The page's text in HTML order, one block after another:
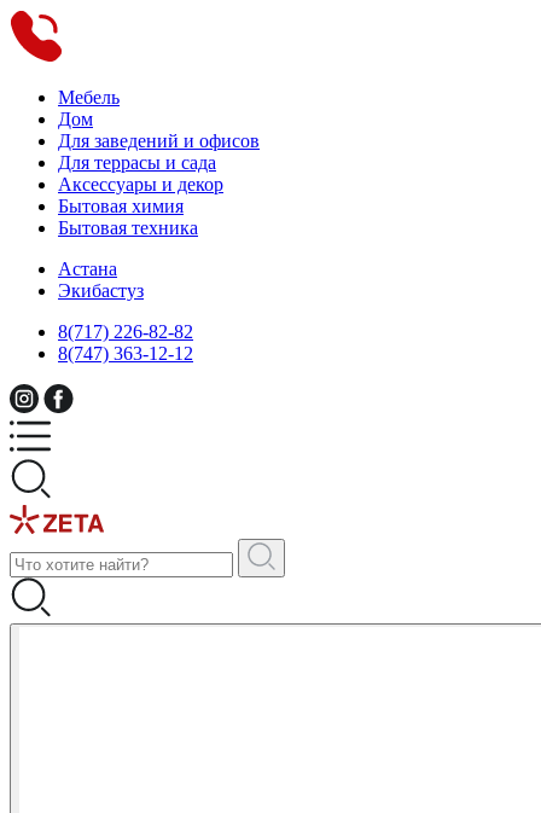
Мебель
Дом
Для заведений и офисов
Для террасы и сада
Аксессуары и декор
Бытовая химия
Бытовая техника
Астана
Экибастуз
8(717) 226-82-82
8(747) 363-12-12